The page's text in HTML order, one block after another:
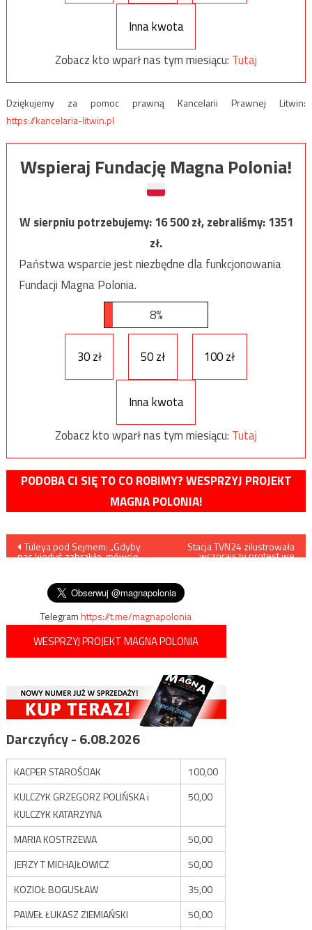
Inna kwota
Zobacz kto wparł nas tym miesiącu: Tutaj
Dziękujemy za pomoc prawną Kancelarii Prawnej Litwin:
https://kancelaria-litwin.pl
Wspieraj Fundację Magna Polonia!
W sierpniu potrzebujemy:16 500zł, zebraliśmy:1351
zł.
Państwa wsparcie jest niezbędne dla funkcjonowania
Fundacji Magna Polonia.
8%
30 zł 50 zł 100 zł
Inna kwota
Zobacz kto wparł nas tym miesiącu: Tutaj
PODOBA CI SIĘ TO CO ROBIMY? WESPRZYJ PROJEKT
MAGNA POLONIA!
Nawigacja
Tuleya pod Sejmem: „Gdyby
nas kiedyś zabrakło, mówcie
Stacja TVN24 zilustrowała
wczorajszy protest we
Telegramhttps://t.me/magnapolonia
WESPRZYJ PROJEKT MAGNA POLONIA
Darczyńcy - 6.08.2026
KACPER STAROŚCIAK
100,00
KULCZYK GRZEGORZ POLIŃSKA i
KULCZYK KATARZYNA
50,00
MARIA KOSTRZEWA
50,00
JERZY T MICHAJŁOWICZ
50,00
KOZIOŁ BOGUSŁAW
35,00
PAWEŁ ŁUKASZ ZIEMIAŃSKI
50,00